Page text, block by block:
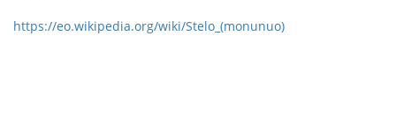
https://eo.wikipedia.org/wiki/Stelo_(monunuo)